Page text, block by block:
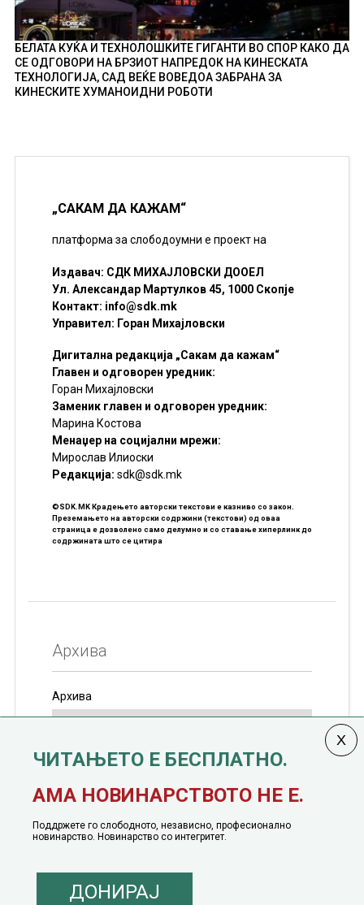
БЕЛАТА КУЌА И ТЕХНОЛОШКИТЕ ГИГАНТИ ВО СПОР КАКО ДА
СЕ ОДГОВОРИ НА БРЗИОТ НАПРЕДОК НА КИНЕСКАТА
ТЕХНОЛОГИЈА, САД ВЕЌЕ ВОВЕДОА ЗАБРАНА ЗА
КИНЕСКИТЕ ХУМАНОИДНИ РОБОТИ
„САКАМ ДА КАЖАМ“
платформа за слободоумни е проект на
Издавач: СДК МИХАЈЛОВСКИ ДООЕЛ
Ул. Александар Мартулков 45, 1000 Скопје
Контакт: info@sdk.mk
Управител: Горан Михајловски
Дигитална редакција „Сакам да кажам“
Главен и одговорен уредник:
Горан Михајловски
Заменик главен и одговорен уредник:
Марина Костова
Менаџер на социјални мрежи:
Мирослав Илиоски
Редакцијa: sdk@sdk.mk
©SDK.MK Крадењето авторски текстови е казниво со закон.
Преземањето на авторски содржини (текстови) од оваа
страница е дозволено само делумно и со ставање хиперлинк до
содржината што се цитира
Архива
Архива
јануари, 1991 година
ЧИТАЊЕТО Е БЕСПЛАТНО.
АМА НОВИНАРСТВОТО НЕ Е.
Поддржете го слободното, независно, професионално
новинарство. Новинарство со интегритет.
ДОНИРАЈ